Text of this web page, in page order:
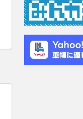
プ RA
支払総額
8